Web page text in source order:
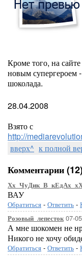
Кроме того, на
новым супергероем
шоколада.
28.04.2008
Взято с
http://
вверх^ к полной
Комментарии
ВАУ
Обратиться - Ответить -
Розовый_лепесток07-
А мне шокомен не
Никого не хочу
Обратиться - Ответить -